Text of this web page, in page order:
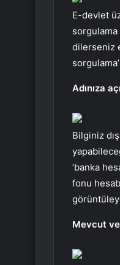
E-devlet
sorgulama
dilerseniz
Adınıza
Bilginiz
‘banka
fonu
Mevcut